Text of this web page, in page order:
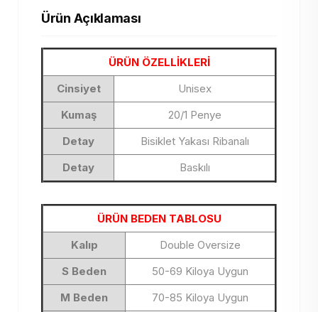
Ürün Açıklaması
ÜRÜN ÖZELLİKLERİ
Cinsiyet
Unisex
Kumaş
20/1 Penye
Detay
Bisiklet Yakası Ribanalı
Detay
Baskılı
ÜRÜN BEDEN TABLOSU
Kalıp
Double Oversize
S Beden
50-69 Kiloya Uygun
M Beden
70-85 Kiloya Uygun